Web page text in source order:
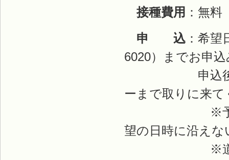
接種費用 ：無料
申 込 ：希望
6020）までお申
申込後、接種
ーまで取りに来
※予約制とな
望の日時に沿え
※道立羽幌